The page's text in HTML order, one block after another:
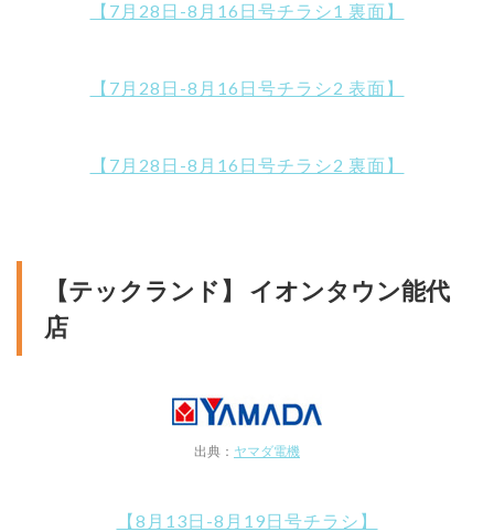
【7月28日-8月16日号チラシ1 裏面】
【7月28日-8月16日号チラシ2 表面】
【7月28日-8月16日号チラシ2 裏面】
【テックランド】 イオンタウン能代
店
出典： ヤマダ電機
【8月13日-8月19日号チラシ】